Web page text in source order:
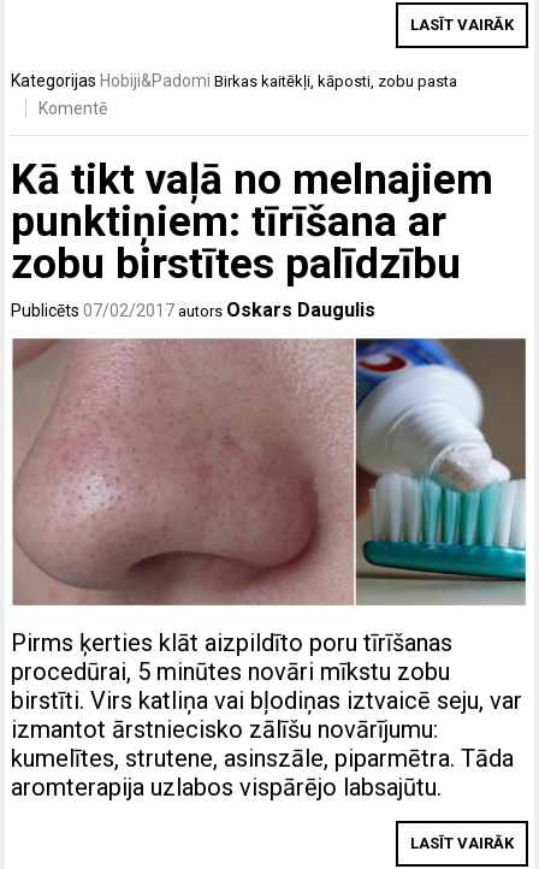
LASĪT VAIRĀK
Kategorijas Hobiji&Padomi Birkas kaitēkļi kāposti zobu pasta
Komentē
Kā tikt vaļā no melnajiem
punktiņiem: tīrīšana ar
zobu birstītes palīdzību
Publicēts07/02/2017 autors Oskars Daugulis
Pirms ķerties klāt aizpildīto poru tīrīšanas
procedūrai, 5 minūtes novāri mīkstu zobu
birstīti. Virs katliņa vai bļodiņas iztvaicē seju, var
izmantot ārstniecisko zālīšu novārījumu:
kumelītes, strutene, asinszāle, piparmētra. Tāda
aromterapija uzlabos vispārējo labsajūtu.
LASĪT VAIRĀK